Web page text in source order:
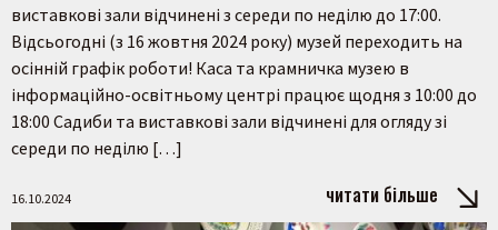
виставкові зали відчинені з середи по неділю до 17:00.
Відсьогодні (з 16 жовтня 2024 року) музей переходить на
осінній графік роботи! Каса та крамничка музею в
інформаційно-освітньому центрі працює щодня з 10:00 до
18:00 Садиби та виставкові зали відчинені для огляду зі
середи по неділю […]
16.10.2024 читати більше